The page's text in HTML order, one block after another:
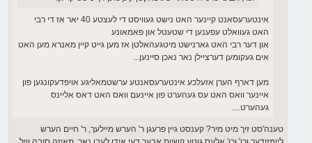
אינטערעסאנט קיינער האט נישט געוויסט די לעצטע 40 יאר אז די רבי
האט געוואלט עפענען די שטעטל און פאמאונע
און דער רבי האט גארנישט מיטגעהאלטן אז מען גייט קיין מאנרא מען האט
אים געקומען דערציילן נאר נאכן סיינען...
מען דארף הערן אזעלכע אינטערעסאנטע ערשטמאליגע אויפדעקונגען פון
איינער וואס האט עס געהערט פון איינעם וואס האט דאס אליינס
געהערט....
טענה'סט זיך מיט מיר? קענסט גיין פרעגן ר' הערש מיילעך, ר' חיים הערש